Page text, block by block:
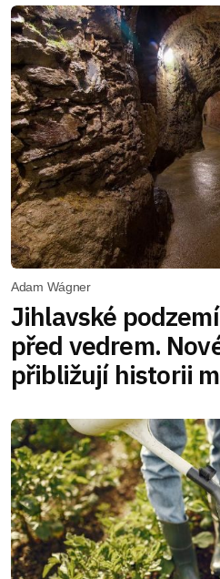
Adam Wágner
Jihlavské
před vedrem.
přibližují historii